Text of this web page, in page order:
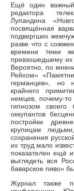
Ещё один
редактора
Лупандина
посвящённая
подвергших
разве что с
времени теми
превзошедшему их
Вероятно, по
Рейхом»
германцев», но
крайнего
немцев, почему-
гипнозом своего
оккупантов
постройки
крупицам
сохранения
их труд мало
показателен ещё
выглядеть вся
баварское пиво»
Журнал также